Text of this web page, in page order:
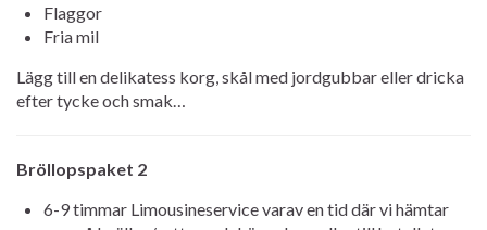
Flaggor
Fria mil
Lägg till en delikatess korg, skål med jordgubbar eller dricka
efter tycke och smak…
Bröllopspaket 2
6-9 timmar Limousineservice varav en tid där vi hämtar